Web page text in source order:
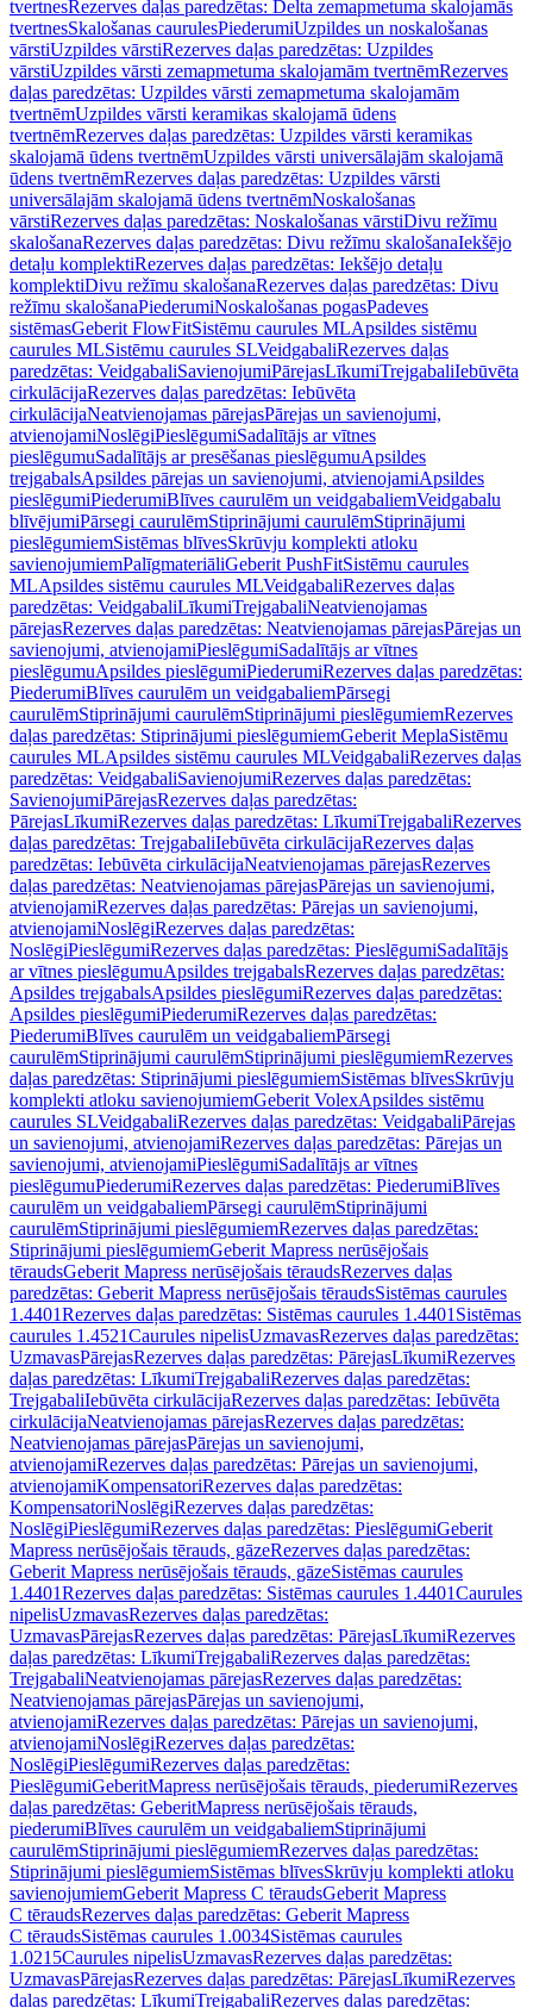
tvertnesRezerves daļas paredzētas: Delta zemapmetuma skalojamās
tvertnesSkalošanas caurulesPiederumiUzpildes un noskalošanas
vārstiUzpildes vārstiRezerves daļas paredzētas: Uzpildes
vārstiUzpildes vārsti zemapmetuma skalojamām tvertnēmRezerves
daļas paredzētas: Uzpildes vārsti zemapmetuma skalojamām
tvertnēmUzpildes vārsti keramikas skalojamā ūdens
tvertnēmRezerves daļas paredzētas: Uzpildes vārsti keramikas
skalojamā ūdens tvertnēmUzpildes vārsti universālajām skalojamā
ūdens tvertnēmRezerves daļas paredzētas: Uzpildes vārsti
universālajām skalojamā ūdens tvertnēmNoskalošanas
vārstiRezerves daļas paredzētas: Noskalošanas vārstiDivu režīmu
skalošanaRezerves daļas paredzētas: Divu režīmu skalošanaIekšējo
detaļu komplektiRezerves daļas paredzētas: Iekšējo detaļu
komplektiDivu režīmu skalošanaRezerves daļas paredzētas: Divu
režīmu skalošanaPiederumiNoskalošanas pogasPadeves
sistēmasGeberit FlowFitSistēmu caurules MLApsildes sistēmu
caurules MLSistēmu caurules SLVeidgabaliRezerves daļas
paredzētas: VeidgabaliSavienojumiPārejasLīkumiTrejgabaliIebūvēta
cirkulācijaRezerves daļas paredzētas: Iebūvēta
cirkulācijaNeatvienojamas pārejasPārejas un savienojumi,
atvienojamiNoslēgiPieslēgumiSadalītājs ar vītnes
pieslēgumuSadalītājs ar presēšanas pieslēgumuApsildes
trejgabalsApsildes pārejas un savienojumi, atvienojamiApsildes
pieslēgumiPiederumiBlīves caurulēm un veidgabaliemVeidgabalu
blīvējumiPārsegi caurulēmStiprinājumi caurulēmStiprinājumi
pieslēgumiemSistēmas blīvesSkrūvju komplekti atloku
savienojumiemPalīgmateriāliGeberit PushFitSistēmu caurules
MLApsildes sistēmu caurules MLVeidgabaliRezerves daļas
paredzētas: VeidgabaliLīkumiTrejgabaliNeatvienojamas
pārejasRezerves daļas paredzētas: Neatvienojamas pārejasPārejas un
savienojumi, atvienojamiPieslēgumiSadalītājs ar vītnes
pieslēgumuApsildes pieslēgumiPiederumiRezerves daļas paredzētas:
PiederumiBlīves caurulēm un veidgabaliemPārsegi
caurulēmStiprinājumi caurulēmStiprinājumi pieslēgumiemRezerves
daļas paredzētas: Stiprinājumi pieslēgumiemGeberit MeplaSistēmu
caurules MLApsildes sistēmu caurules MLVeidgabaliRezerves daļas
paredzētas: VeidgabaliSavienojumiRezerves daļas paredzētas:
SavienojumiPārejasRezerves daļas paredzētas:
PārejasLīkumiRezerves daļas paredzētas: LīkumiTrejgabaliRezerves
daļas paredzētas: TrejgabaliIebūvēta cirkulācijaRezerves daļas
paredzētas: Iebūvēta cirkulācijaNeatvienojamas pārejasRezerves
daļas paredzētas: Neatvienojamas pārejasPārejas un savienojumi,
atvienojamiRezerves daļas paredzētas: Pārejas un savienojumi,
atvienojamiNoslēgiRezerves daļas paredzētas:
NoslēgiPieslēgumiRezerves daļas paredzētas: PieslēgumiSadalītājs
ar vītnes pieslēgumuApsildes trejgabalsRezerves daļas paredzētas:
Apsildes trejgabalsApsildes pieslēgumiRezerves daļas paredzētas:
Apsildes pieslēgumiPiederumiRezerves daļas paredzētas:
PiederumiBlīves caurulēm un veidgabaliemPārsegi
caurulēmStiprinājumi caurulēmStiprinājumi pieslēgumiemRezerves
daļas paredzētas: Stiprinājumi pieslēgumiemSistēmas blīvesSkrūvju
komplekti atloku savienojumiemGeberit VolexApsildes sistēmu
caurules SLVeidgabaliRezerves daļas paredzētas: VeidgabaliPārejas
un savienojumi, atvienojamiRezerves daļas paredzētas: Pārejas un
savienojumi, atvienojamiPieslēgumiSadalītājs ar vītnes
pieslēgumuPiederumiRezerves daļas paredzētas: PiederumiBlīves
caurulēm un veidgabaliemPārsegi caurulēmStiprinājumi
caurulēmStiprinājumi pieslēgumiemRezerves daļas paredzētas:
Stiprinājumi pieslēgumiemGeberit Mapress nerūsējošais
tēraudsGeberit Mapress nerūsējošais tēraudsRezerves daļas
paredzētas: Geberit Mapress nerūsējošais tēraudsSistēmas caurules
1.4401Rezerves daļas paredzētas: Sistēmas caurules 1.4401 Sistēmas
caurules 1.4521Caurules nipelisUzmavasRezerves daļas paredzētas:
UzmavasPārejasRezerves daļas paredzētas: PārejasLīkumiRezerves
daļas paredzētas: LīkumiTrejgabaliRezerves daļas paredzētas:
TrejgabaliIebūvēta cirkulācijaRezerves daļas paredzētas: Iebūvēta
cirkulācijaNeatvienojamas pārejasRezerves daļas paredzētas:
Neatvienojamas pārejasPārejas un savienojumi,
atvienojamiRezerves daļas paredzētas: Pārejas un savienojumi,
atvienojamiKompensatoriRezerves daļas paredzētas:
KompensatoriNoslēgiRezerves daļas paredzētas:
NoslēgiPieslēgumiRezerves daļas paredzētas: PieslēgumiGeberit
Mapress nerūsējošais tērauds, gāzeRezerves daļas paredzētas:
Geberit Mapress nerūsējošais tērauds, gāzeSistēmas caurules
1.4401Rezerves daļas paredzētas: Sistēmas caurules 1.4401Caurules
nipelisUzmavasRezerves daļas paredzētas:
UzmavasPārejasRezerves daļas paredzētas: PārejasLīkumiRezerves
daļas paredzētas: LīkumiTrejgabaliRezerves daļas paredzētas:
TrejgabaliNeatvienojamas pārejasRezerves daļas paredzētas:
Neatvienojamas pārejasPārejas un savienojumi,
atvienojamiRezerves daļas paredzētas: Pārejas un savienojumi,
atvienojamiNoslēgiRezerves daļas paredzētas:
NoslēgiPieslēgumiRezerves daļas paredzētas:
PieslēgumiGeberitMapress nerūsējošais tērauds, piederumiRezerves
daļas paredzētas: GeberitMapress nerūsējošais tērauds,
piederumiBlīves caurulēm un veidgabaliemStiprinājumi
caurulēmStiprinājumi pieslēgumiemRezerves daļas paredzētas:
Stiprinājumi pieslēgumiemSistēmas blīvesSkrūvju komplekti atloku
savienojumiemGeberit Mapress C tēraudsGeberit Mapress
C tēraudsRezerves daļas paredzētas: Geberit Mapress
C tēraudsSistēmas caurules 1.0034Sistēmas caurules
1.0215Caurules nipelisUzmavasRezerves daļas paredzētas:
UzmavasPārejasRezerves daļas paredzētas: PārejasLīkumiRezerves
daļas paredzētas: LīkumiTrejgabaliRezerves daļas paredzētas: